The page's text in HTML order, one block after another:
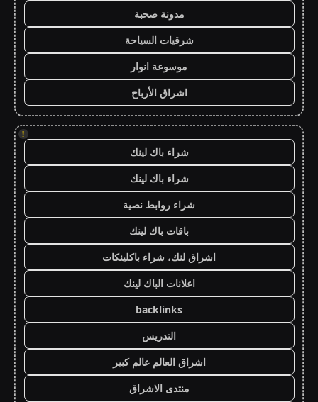
مدونة صحبة
شرقيات السياحة
موسوعة انوار
اشراق الأرباح
!
شراء باك لينك
شراء باك لينك
شراء روابط نصية
باقات باك لينك
اشراق لنك، شراء باكلينكات
اعلانات الباك لينك
backlinks
التدريس
اشراق العالم عالم كبير
منتدى الاشراق